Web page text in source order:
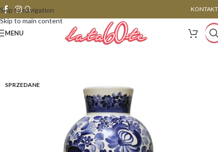
Skip to navigation
Skip to main content
KONTAKT
MENU
SPRZEDANE